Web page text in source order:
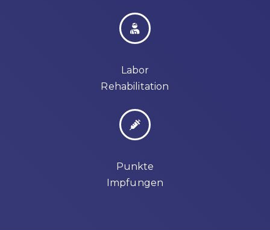
Labor
Rehabilitation
Punkte
Impfungen